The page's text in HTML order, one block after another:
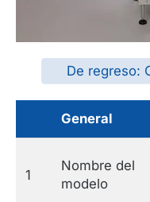
De regreso:
General
1
Nombre del
modelo